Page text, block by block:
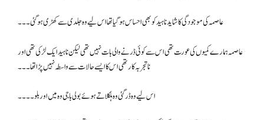
عاصمہ کی موجودگی کا شاید ناہید کو بھی احساس ہو گیا تھا اس لیے وہ جلدی سے کھڑی ہو گئی۔۔۔
عاصمہ ہمارے کمیوں کی عورت تھی اس سے کوئی ڈرنے والی بات نہیں تھی لیکن ناہید ایک لڑکی تھی اور
ناتجربہ کار تھی اس کا ایسے حالات سے واسطہ نہیں پڑا تھا۔۔۔
اس لیے وہ ڈر گئی وہ ہلکلاتے ہوئے بولی باجی وہ میں اور بلو ۔۔۔۔